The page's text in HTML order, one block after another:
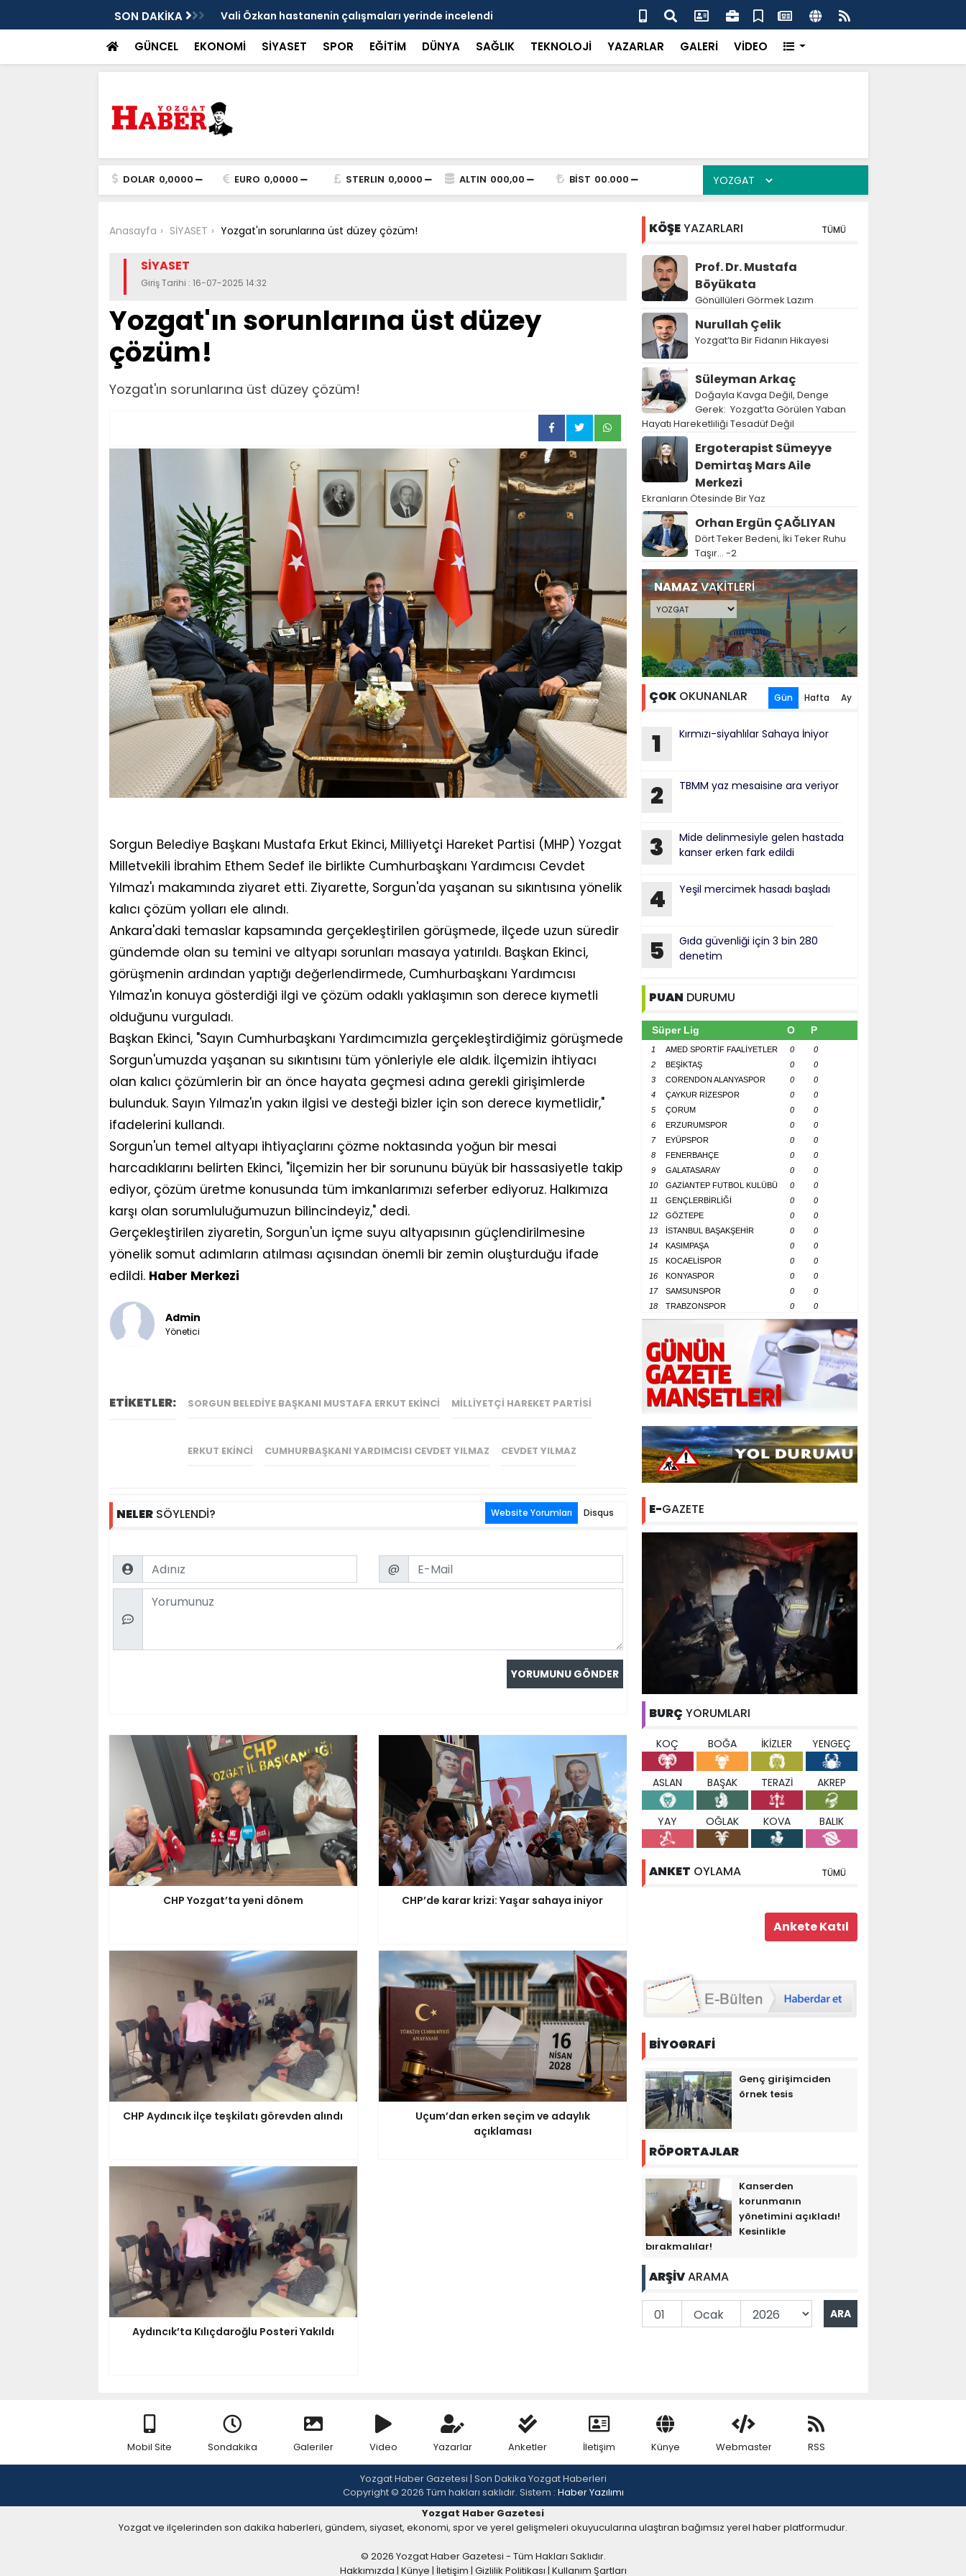
SON DAKİKA Vali Özkan hastanenin çalışmaları yerinde incelendi Karaarslan'dan UMKE'ye övgü
GÜNCEL EKONOMİ SİYASET SPOR EĞİTİM DÜNYA SAĞLIK TEKNOLOJİ YAZARLAR GALERİ VİDEO
DOLAR 0,0000 EURO 0,0000 STERLIN 0,0000 ALTIN 000,00 BİST 00.000
Anasayfa SİYASET Yozgat'ın sorunlarına üst düzey çözüm!
SİYASET
Giriş Tarihi : 16-07-2025 14:32
Yozgat'ın sorunlarına üst düzey
çözüm!
Yozgat'ın sorunlarına üst düzey çözüm!
Sorgun Belediye Başkanı Mustafa Erkut Ekinci, Milliyetçi Hareket Partisi (MHP) Yozgat
Milletvekili İbrahim Ethem Sedef ile birlikte Cumhurbaşkanı Yardımcısı Cevdet
Yılmaz'ı makamında ziyaret etti. Ziyarette, Sorgun'da yaşanan su sıkıntısına yönelik
kalıcı çözüm yolları ele alındı.
Ankara'daki temaslar kapsamında gerçekleştirilen görüşmede, ilçede uzun süredir
gündemde olan su temini ve altyapı sorunları masaya yatırıldı. Başkan Ekinci,
görüşmenin ardından yaptığı değerlendirmede, Cumhurbaşkanı Yardımcısı
Yılmaz'ın konuya gösterdiği ilgi ve çözüm odaklı yaklaşımın son derece kıymetli
olduğunu vurguladı.
Başkan Ekinci, "Sayın Cumhurbaşkanı Yardımcımızla gerçekleştirdiğimiz görüşmede
Sorgun'umuzda yaşanan su sıkıntısını tüm yönleriyle ele aldık. İlçemizin ihtiyacı
olan kalıcı çözümlerin bir an önce hayata geçmesi adına gerekli girişimlerde
bulunduk. Sayın Yılmaz'ın yakın ilgisi ve desteği bizler için son derece kıymetlidir,"
ifadelerini kullandı.
Sorgun'un temel altyapı ihtiyaçlarını çözme noktasında yoğun bir mesai
harcadıklarını belirten Ekinci, "İlçemizin her bir sorununu büyük bir hassasiyetle takip
ediyor, çözüm üretme konusunda tüm imkanlarımızı seferber ediyoruz. Halkımıza
karşı olan sorumluluğumuzun bilincindeyiz," dedi.
Gerçekleştirilen ziyaretin, Sorgun'un içme suyu altyapısının güçlendirilmesine
yönelik somut adımların atılması açısından önemli bir zemin oluşturduğu ifade
edildi. Haber Merkezi
Admin
Yönetici
ETİKETLER: SORGUN BELEDIYE BAŞKANI MUSTAFA ERKUT EKINCI MILLIYETÇI HAREKET PARTISI
ERKUT EKINCI CUMHURBAŞKANI YARDIMCISI CEVDET YILMAZ CEVDET YILMAZ
NELERSÖYLENDİ? Website Yorumları Disqus
Name Email
@
Comment
CHP Yozgat’ta yeni dönem CHP’de karar krizi: Yaşar sahaya iniyor
CHP Aydıncık ilçe teşkilatı görevden alındı
Uçum’dan erken seçim ve adaylık
açıklaması
Aydıncık’ta Kılıçdaroğlu Posteri Yakıldı
KÖŞEYAZARLARI TÜMÜ
Prof. Dr. Mustafa
Böyükata
Gönüllüleri Görmek Lazım
Nurullah Çelik
Yozgat’ta Bir Fidanın Hikayesi
Süleyman Arkaç
Doğayla Kavga Değil, Denge
Gerek: Yozgat’ta Görülen Yaban
Hayatı Hareketliliği Tesadüf Değil
Ergoterapist Sümeyye
Demirtaş Mars Aile
Merkezi
Ekranların Ötesinde Bir Yaz
Orhan Ergün ÇAĞLIYAN
Dört Teker Bedeni, İki Teker Ruhu
Taşır… -2
NAMAZVAKİTLERİ
ÇOKOKUNANLAR Gün Hafta Ay
1 Kırmızı-siyahlılar Sahaya İniyor
2 TBMM yaz mesaisine ara veriyor
3
Mide delinmesiyle gelen hastada
kanser erken fark edildi
4 Yeşil mercimek hasadı başladı
5
Gıda güvenliği için 3 bin 280
denetim
PUAN DURUMU
Süper Lig O P
1 AMED SPORTİF FAALİYETLER 0
0
2
BEŞİKTAŞ 0
0
3
CORENDON ALANYASPOR 0
0
4
ÇAYKUR RİZESPOR 0
0
5
ÇORUM 0
0
6
ERZURUMSPOR 0
0
7
EYÜPSPOR 0
0
8
FENERBAHÇE 0
0
9
GALATASARAY 0
0
10
GAZİANTEP FUTBOL KULÜBÜ 0
0
11
GENÇLERBİRLİĞİ 0
0
12
GÖZTEPE 0
0
13
İSTANBUL BAŞAKŞEHİR 0
0
14
KASIMPAŞA 0
0
15
KOCAELİSPOR 0
0
16
KONYASPOR 0
0
17
SAMSUNSPOR 0
0
18
TRABZONSPOR 0 0
E-GAZETE
BURÇ YORUMLARI
KOÇ BOĞA İKİZLER YENGEÇ
ASLAN BAŞAK TERAZİ AKREP
YAY OĞLAK KOVA BALIK
ANKET OYLAMA TÜMÜ
BİYOGRAFİ
Genç girişimciden
örnek tesis
RÖPORTAJLAR
Kanserden
korunmanın
yönetimini açıkladı!
Kesinlikle
bırakmalılar!
ARŞİVARAMA
Mobil Site Sondakika Galeriler Video Yazarlar Anketler İletişim Künye Webmaster RSS
Yozgat Haber Gazetesi | Son Dakika Yozgat Haberleri
Copyright © 2026 Tüm hakları saklıdır. Sistem : Haber Yazılımı
Yozgat Haber Gazetesi
Yozgat ve ilçelerinden son dakika haberleri, gündem, siyaset, ekonomi, spor ve yerel gelişmeleri okuyucularına ulaştıran bağımsız yerel haber platformudur.
© 2026 Yozgat Haber Gazetesi - Tüm Hakları Saklıdır.
Hakkımızda | Künye | İletişim | Gizlilik Politikası | Kullanım Şartları